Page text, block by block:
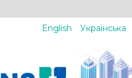
English Українська